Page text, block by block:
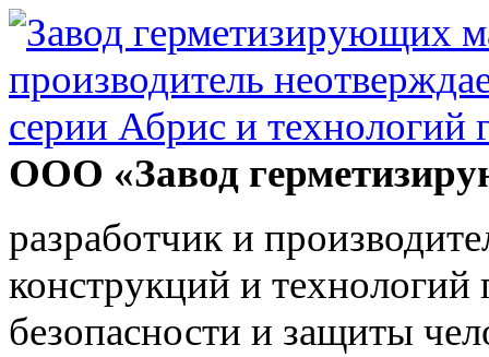
ООО «Завод
разработчик и
конструкций и
безопасности и защиты